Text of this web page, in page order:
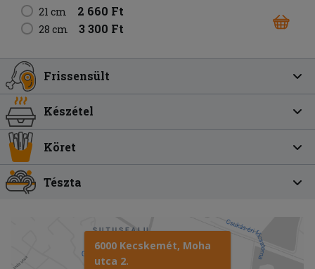
21 cm 2 660 Ft
28 cm 3 300 Ft
Frissensült
Készétel
Köret
Tészta
6000 Kecskemét, Moha
utca 2.